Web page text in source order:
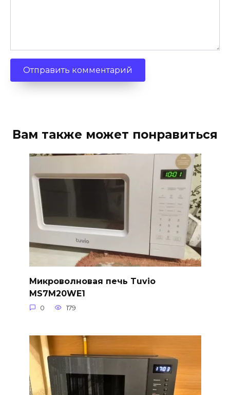
Вам также может понравиться
Микроволновая печь Tuvio
MS7M20WE1
0 179